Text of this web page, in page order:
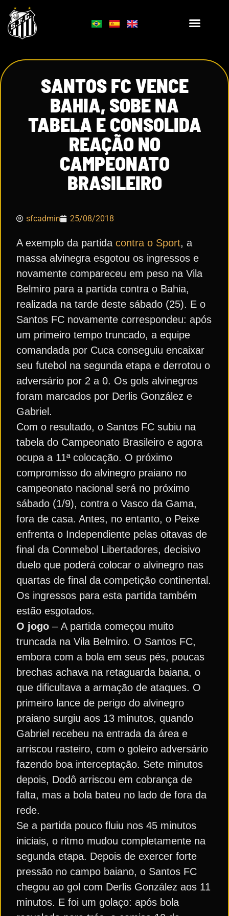
SANTOS FC VENCE
BAHIA, SOBE NA
TABELA E CONSOLIDA
REAÇÃO NO
CAMPEONATO
BRASILEIRO
sfcadmin 25/08/2018
A exemplo da partida contra o Sport, a
massa alvinegra esgotou os ingressos e
novamente compareceu em peso na Vila
Belmiro para a partida contra o Bahia,
realizada na tarde deste sábado (25). E o
Santos FC novamente correspondeu: após
um primeiro tempo truncado, a equipe
comandada por Cuca conseguiu encaixar
seu futebol na segunda etapa e derrotou o
adversário por 2 a 0. Os gols alvinegros
foram marcados por Derlis González e
Gabriel.
Com o resultado, o Santos FC subiu na
tabela do Campeonato Brasileiro e agora
ocupa a 11ª colocação. O próximo
compromisso do alvinegro praiano no
campeonato nacional será no próximo
sábado (1/9), contra o Vasco da Gama,
fora de casa. Antes, no entanto, o Peixe
enfrenta o Independiente pelas oitavas de
final da Conmebol Libertadores, decisivo
duelo que poderá colocar o alvinegro nas
quartas de final da competição continental.
Os ingressos para esta partida também
estão esgotados.
O jogo – A partida começou muito
truncada na Vila Belmiro. O Santos FC,
embora com a bola em seus pés, poucas
brechas achava na retaguarda baiana, o
que dificultava a armação de ataques. O
primeiro lance de perigo do alvinegro
praiano surgiu aos 13 minutos, quando
Gabriel recebeu na entrada da área e
arriscou rasteiro, com o goleiro adversário
fazendo boa interceptação. Sete minutos
depois, Dodô arriscou em cobrança de
falta, mas a bola bateu no lado de fora da
rede.
Se a partida pouco fluiu nos 45 minutos
iniciais, o ritmo mudou completamente na
segunda etapa. Depois de exercer forte
pressão no campo baiano, o Santos FC
chegou ao gol com Derlis González aos 11
minutos. E foi um golaço: após bola